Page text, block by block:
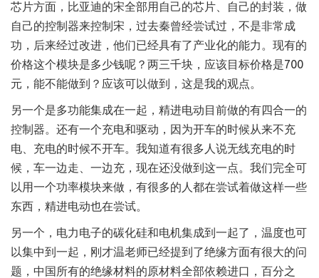
芯片方面，比亚迪的宋全部用自己的芯片、自己的封装，做
自己的控制器来控制宋，过去秦曾经尝试过，不是非常成
功，后来经过改进，他们已经具有了产业化的能力。现有的
价格这个模块是多少钱呢？两三千块，应该目标价格是700
元，能不能做到？应该可以做到，这是我的观点。
另一个是多功能集成在一起，精进电动目前做的有四合一的
控制器。还有一个充电和驱动，因为开车的时候从来不充
电、充电的时候不开车。我知道有很多人说无线充电的时
候，车一边走、一边充，现在还没做到这一点。我们完全可
以用一个功率模块来做，有很多的人都在尝试着做这样一些
东西，精进电动也在尝试。
另一个，电力电子的碳化硅和电机集成到一起了，温度也可
以集中到一起，刚才温老师已经提到了绝缘方面有很大的问
题，中国所有的绝缘材料的原材料全部依赖进口，百分之